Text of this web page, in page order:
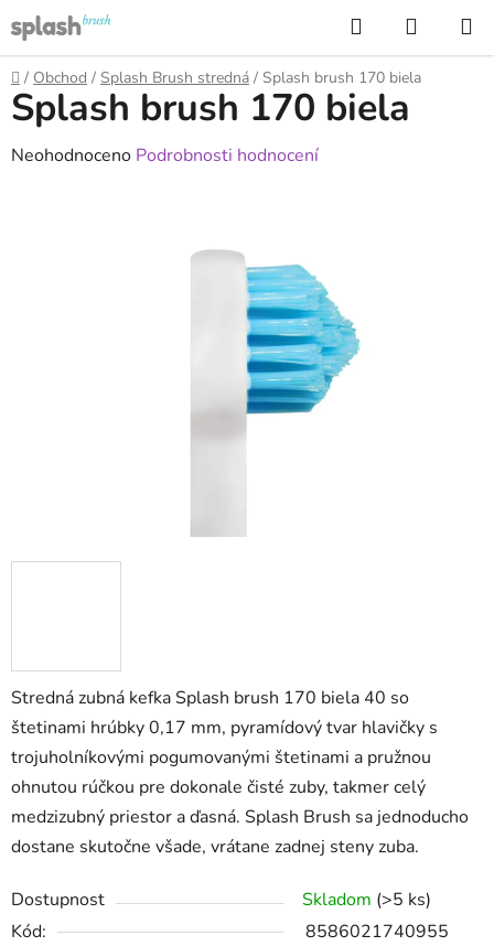
Přejít
na
obsah
Hledat
KOŠÍK
Domů
/ Obchod / Splash Brush stredná / Splash brush 170 biela
Stredná zubná kefka Splash brush 170 biela 40 so
štetinami hrúbky 0,17 mm, pyramídový tvar hlavičky s
trojuholníkovými pogumovanými štetinami a pružnou
ohnutou rúčkou pre dokonale čisté zuby, takmer celý
medzizubný priestor a ďasná. Splash Brush sa jednoducho
dostane skutočne všade, vrátane zadnej steny zuba.
Dostupnost Skladom (>5 ks)
Kód:
8586021740955
Splash brush 170 biela
Průměrné
Neohodnoceno Podrobnosti hodnocení